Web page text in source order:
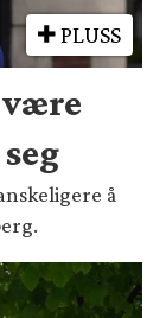
PLUSS
å